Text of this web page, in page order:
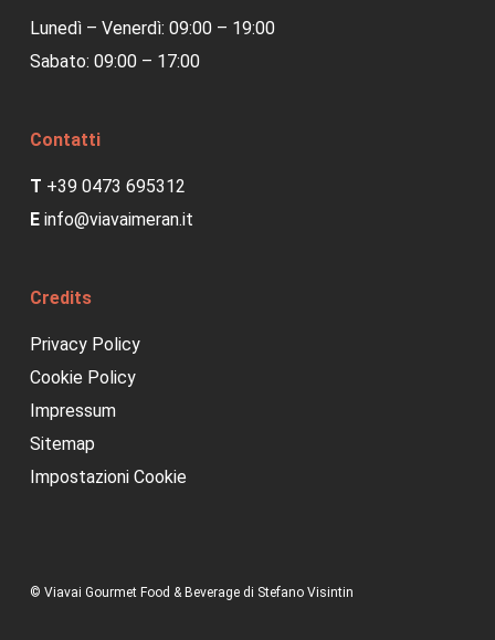
Lunedì – Venerdì: 09:00 – 19:00
Sabato: 09:00 – 17:00
Contatti
T +39 0473 695312
E info@viavaimeran.it
Credits
Privacy Policy
Cookie Policy
Impressum
Sitemap
Impostazioni Cookie
© Viavai Gourmet Food & Beverage di Stefano Visintin